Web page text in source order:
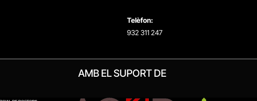
Telèfon:
932 311 247
AMB EL SUPORT DE